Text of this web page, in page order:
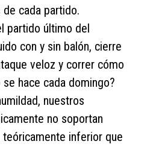
cada partido.
partido último del
con y sin balón, cierre
veloz y correr cómo
hace cada domingo?
nuestros
no soportan
inferior que